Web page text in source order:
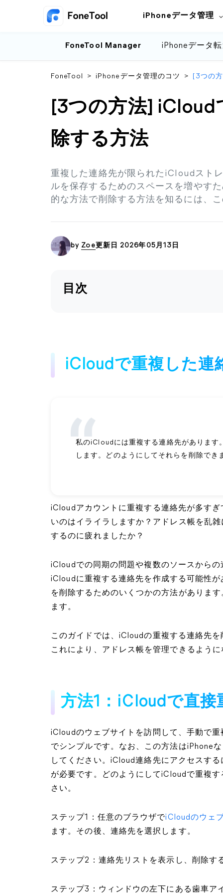
iPhoneデータ管理
FoneTool Manager iPhoneデータ
FoneTool > iPhoneデータ管理のコツ > [3つの
[3つの方法]
除する方法
重複した連絡先が限られたiCloudスト
ルを保存するためのスペースを増やす
的な方法で削除する方法を知るには、
by Zoe更新日 2026年05月13日
目次
iCloudで重複した連
私のiCloudには重複する連絡先がありま
します。どのようにしてそれらを削除でき
iCloudアカウントに重複する連絡先が多す
いのはイライラしますか？アドレス帳を乱
するのに疲れましたか？
iCloudでの同期の問題や複数のソースから
iCloudに重複する連絡先を作成する可能性
を削除するためのいくつかの方法がありま
ます。
このガイドでは、iCloudの重複する連絡先
これにより、アドレス帳を管理できるよう
方法1：iCloudで直
iCloudのウェブサイトを訪問して、手動で
でシンプルです。なお、この方法はiPhone
してください。iCloud連絡先にアクセスす
が必要です。どのようにしてiCloudで重複
さい。
ステップ1：任意のブラウザでiCloudのウェ
ます。その後、連絡先を選択します。
ステップ2：連絡先リストを表示し、削除す
ステップ3：ウィンドウの左下にある歯車ア